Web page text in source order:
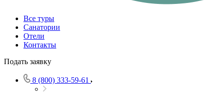
Все туры
Санатории
Отели
Контакты
Подать заявку
8 (800) 333-59-61